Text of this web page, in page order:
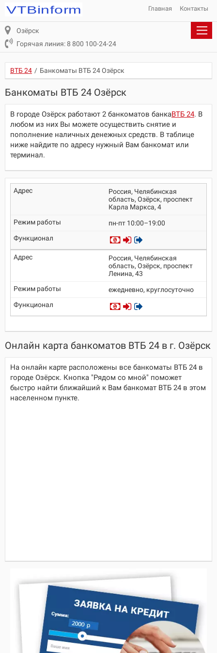
Главная Контакты
Озёрск
Горячая линия: 8 800 100-24-24
ВТБ 24 / Банкоматы ВТБ 24 Озёрск
Банкоматы ВТБ 24 Озёрск
В городе Озёрск работают 2 банкоматов банкаВТБ 24. В
любом из них Вы можете осуществить снятие и
пополнение наличных денежных средств. В таблице
ниже найдите по адресу нужный Вам банкомат или
терминал.
Россия, Челябинская
область, Озёрск, проспект
Карла Маркса, 4
пн-пт 10:00–19:00
Россия, Челябинская
область, Озёрск, проспект
Ленина, 43
ежедневно, круглосуточно
Онлайн карта банкоматов ВТБ 24 в г. Озёрск
На онлайн карте расположены все банкоматы ВТБ 24 в
городе Озёрск. Кнопка "Рядом со мной" поможет
быстро найти ближайший к Вам банкомат ВТБ 24 в этом
населенном пункте.